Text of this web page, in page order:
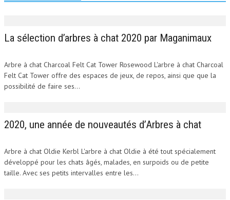
La sélection d’arbres à chat 2020 par Maganimaux
Arbre à chat Charcoal Felt Cat Tower Rosewood L'arbre à chat Charcoal
Felt Cat Tower offre des espaces de jeux, de repos, ainsi que que la
possibilité de faire ses...
2020, une année de nouveautés d’Arbres à chat
Arbre à chat Oldie Kerbl L'arbre à chat Oldie à été tout spécialement
développé pour les chats âgés, malades, en surpoids ou de petite
taille. Avec ses petits intervalles entre les...